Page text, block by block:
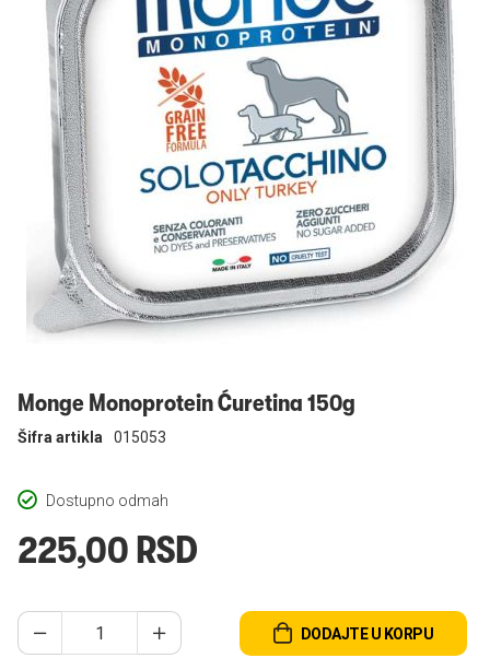
Prijavi se
Monge Monoprotein Ćuretina 150g
Dostupno odmah
Šifra artikla 015053
225,00 RSD
DODAJTE U KORPU